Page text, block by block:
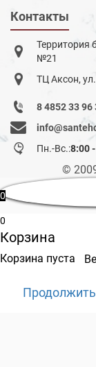
Контакты
Территория
№21
ТЦ Аксон,
8 4852 33 96
Пн.-Вс.:8:00
©
0
0
Корзина
Корзина пуста